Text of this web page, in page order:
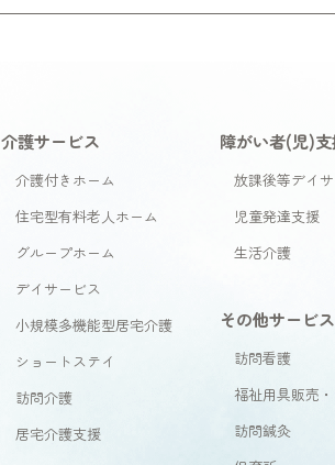
介護サービス
介護付きホーム
住宅型有料老人ホーム
グループホーム
デイサービス
小規模多機能型居宅介護
ショートステイ
訪問介護
居宅介護支援
障がい者(児)
放課後等デイ
児童発達支援
生活介護
その他サービス
訪問看護
福祉用具販売
訪問鍼灸